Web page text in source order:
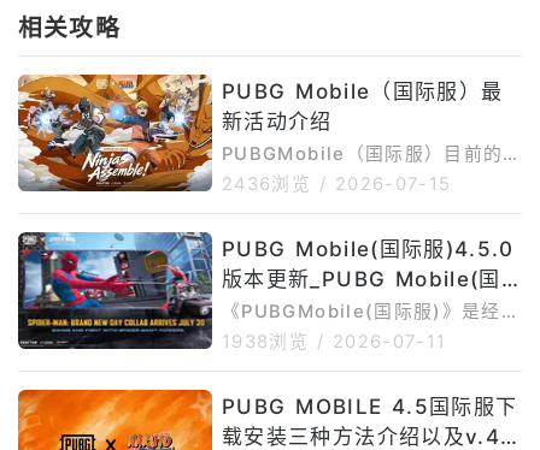
相关攻略
PUBG Mobile（国际服）最
新活动介绍
PUBGMobile（国际服）目前的
核心活动围绕4.5版本「NARUT
动、新主题玩法、免费奖励、限时
任务和后续村庄防守玩法。以下只
整理目前仍在进行或即将开始的活
动，已经结束的活动不再介绍。
一、PUBGMobile（国际服）目
1.PUBGMobile×NARUTOSHIPP
UDEN联动活动P
2436浏览 / 2026-07-15
PUBG Mobile(国际服)4.5.0
版本更新_PUBG Mobile(国
际服)4.5.0最新版下载安装
《PUBGMobile(国际服)》是经典
战术竞技手游，玩家可以在移动端
限时模式。GooglePlay页面介绍
显示，PUBGMOBILE主打10分钟
1938浏览 / 2026-07-11
PUBG MOBILE 4.5国际服下
载安装三种方法介绍以及v.4.